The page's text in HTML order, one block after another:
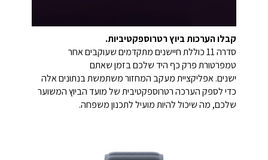
קבלו הערכות ביוץ רטרוספקטיביות.
סדרה 11 כוללת חיישנים מתקדמים שעוקבים אחר
טמפרטורת פרק כף היד שלכם בזמן שאתם
ישנים. אפליקציית מעקב המחזור משתמשת בנתונים אלה
כדי לספק הערכה רטרוספקטיבית של מועד הביוץ המשוער
שלכם, מה שיכול להיות מועיל לתכנון משפחה.